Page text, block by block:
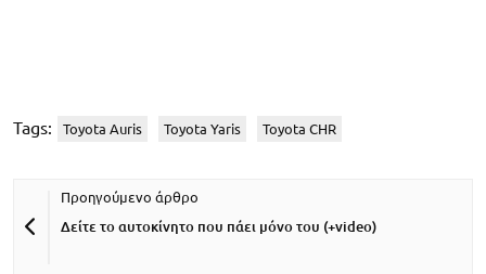
Tags: Toyota Auris Toyota Yaris Toyota CHR
Δείτε το αυτοκίνητο που πάει μόνο του (+video)